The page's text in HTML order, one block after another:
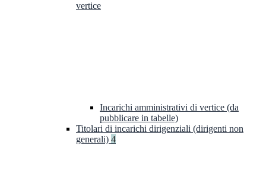
vertice
Incarichi amministrativi di vertice (da
pubblicare in tabelle)
Titolari di incarichi dirigenziali (dirigenti non
generali) 4